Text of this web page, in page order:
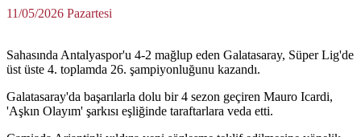
11/05/2026 Pazartesi
Sahasında Antalyaspor'u 4-2 mağlup eden Galatasaray, Süper Lig'de
üst üste 4. toplamda 26. şampiyonluğunu kazandı.
Galatasaray'da başarılarla dolu bir 4 sezon geçiren Mauro Icardi,
'Aşkın Olayım' şarkısı eşliğinde taraftarlara veda etti.